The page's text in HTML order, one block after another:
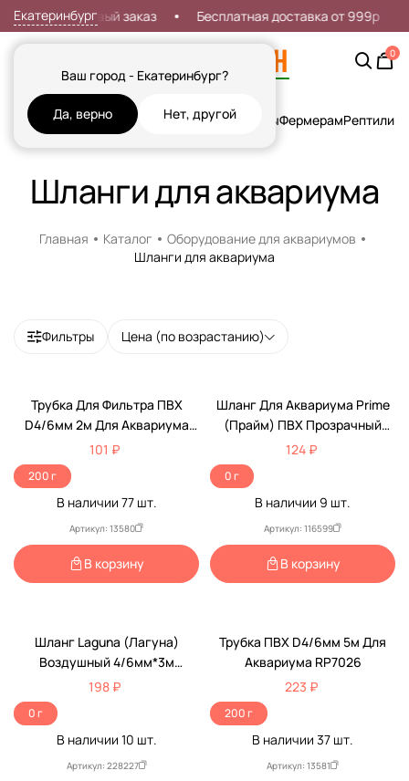
Екатеринбург
Ваш город - Екатеринбург?
Да, верно Нет, другой
7% на первый заказ Бесплатная доставка от 999р
0
Кошки СобакиРыбы Грызуны и Хорьки ПтицыФермерамРептилии
Шланги для аквариума
Главная Каталог
Оборудование для аквариумов
Шланги для аквариума
Фильтры Цена (по возрастанию)
Трубка Для Фильтра ПВХ
D4/6мм 2м Для Аквариума
Дарелэнд RP7025
101 ₽
200 г
В наличии 77шт.
Артикул: 13580
В корзину
Шланг Для Аквариума Prime
(Прайм) ПВХ Прозрачный
4*6мм 2,5м Pr-001289
124 ₽
0 г
В наличии 9 шт.
Артикул: 116599
В корзину
Шланг Laguna (Лагуна)
Воздушный 4/6мм*3м
74174009
198 ₽
0 г
В наличии 10 шт.
Артикул: 228227
Трубка ПВХ D4/6мм 5м Для
Аквариума RP7026
223 ₽
200 г
В наличии 37 шт.
Артикул: 13581